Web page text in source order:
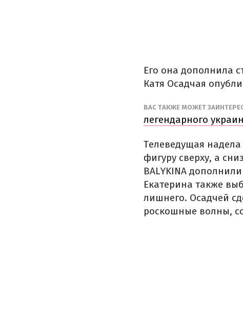
Его она дополнила
Катя Осадчая
ВАС ТАКЖЕ МОЖЕТ
легендарного
Телеведущая надела
фигуру сверху, а
BALYKINA
Екатерина также
лишнего. Осадчей
роскошные волны,